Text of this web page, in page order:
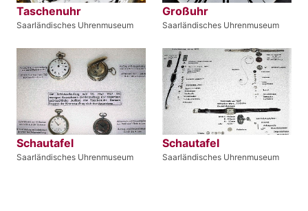
Taschenuhr
Saarländisches Uhrenmuseum
Großuhr
Saarländisches Uhrenmuseum
Schautafel
Saarländisches Uhrenmuseum
Schautafel
Saarländisches Uhrenmuseum